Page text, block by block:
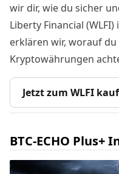
wir dir, wie du sicher
Liberty Financial
erklären wir, worauf
Kryptowährungen
Jetzt zum WLFI
BTC-ECHO Plus+